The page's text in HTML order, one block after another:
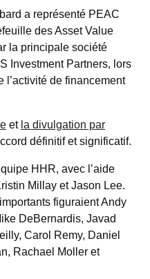
a représenté PEAC
des Asset Value
la principale société
Investment Partners, lors
de financement
et la divulgation par
définitif et significatif.
HHR, avec l’aide
Millay et Jason Lee.
figuraient Andy
DeBernardis, Javad
Carol Remy, Daniel
Rachael Moller et